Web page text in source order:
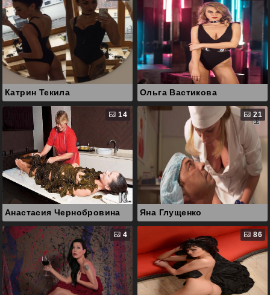
Катрин Текила Ольга Вастикова
14
Анастасия Чернобровина
21
Яна Глущенко
4 86